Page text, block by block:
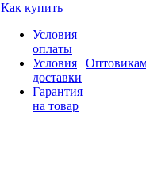
Как купить
Условия
оплаты
Условия
доставки
Гарантия
на товар